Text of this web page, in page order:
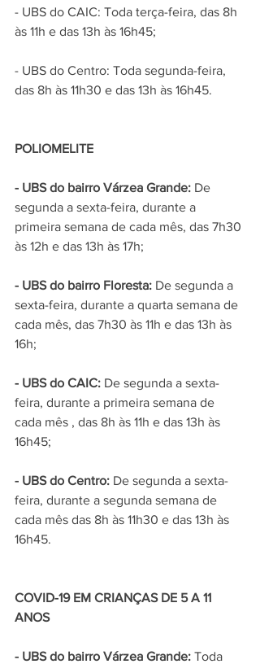
- UBS do CAIC: Toda terça-feira, das 8h
às 11h e das 13h às 16h45;
- UBS do Centro: Toda segunda-feira,
das 8h às 11h30 e das 13h às 16h45.
POLIOMELITE
- UBS do bairro Várzea Grande: De
segunda a sexta-feira, durante a
primeira semana de cada mês, das 7h30
às 12h e das 13h às 17h;
- UBS do bairro Floresta: De segunda a
sexta-feira, durante a quarta semana de
cada mês, das 7h30 às 11h e das 13h às
16h;
- UBS do CAIC: De segunda a sexta-
feira, durante a primeira semana de
cada mês , das 8h às 11h e das 13h às
16h45;
- UBS do Centro: De segunda a sexta-
feira, durante a segunda semana de
cada mês das 8h às 11h30 e das 13h às
16h45.
COVID-19 EM CRIANÇAS DE 5 A 11
ANOS
- UBS do bairro Várzea Grande: Toda